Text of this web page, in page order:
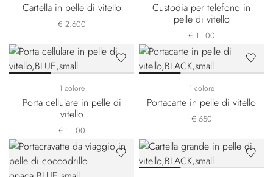
Cartella in pelle di vitello
€ 2.600
Custodia per telefono in
pelle di vitello
€ 1.100
1 colore
Porta cellulare in pelle di
vitello
€ 1.100
1 colore
Portacarte in pelle di vitello
€ 650